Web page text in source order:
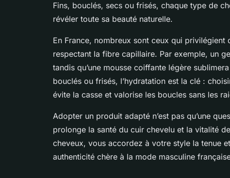
Fins, bouclés, secs ou frisés, chaque type de
révéler toute sa beauté naturelle.
En France, nombreux sont ceux qui privilégient
respectant la fibre capillaire. Par exemple, un
tandis qu’une mousse coiffante légère
bouclés ou frisés, l’hydratation est la clé :
évite la casse et valorise les boucles sans les
Adopter un produit adapté n’est pas qu’une
prolonge la santé du cuir chevelu et la vitalité
cheveux, vous accordez à votre style la tenue
authenticité chère à la mode masculine